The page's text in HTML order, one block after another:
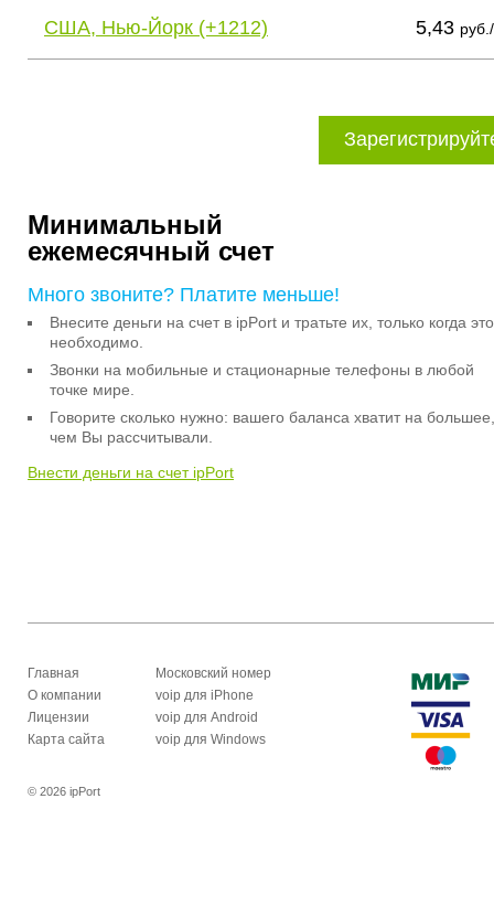
США, Нью-Йорк (+1212) 5,43
Минимальный
ежемесячный счет
Много звоните? Платите меньше!
Внесите деньги на счет в ipPort и тратьте их, только когда это
необходимо.
Звонки на мобильные и стационарные телефоны в любой
точке мире.
Говорите сколько нужно: вашего баланса хватит на большее,
чем Вы рассчитывали.
Внести деньги на счет ipPort
Главная
О компании
Лицензии
Карта сайта
Московский номер
voip для iPhone
voip для Android
voip для Windows
© 2026 ipPort